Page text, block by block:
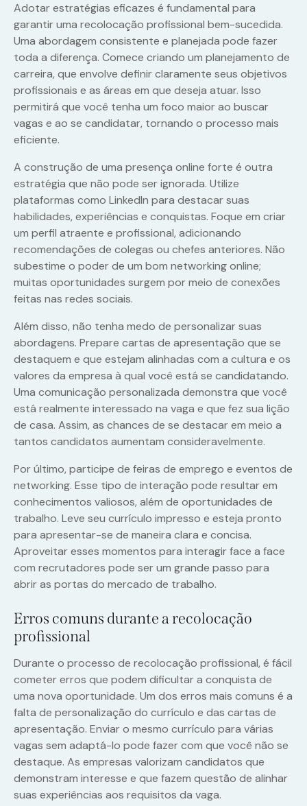
Adotar estratégias eficazes é fundamental para
garantir uma recolocação profissional bem-sucedida.
Uma abordagem consistente e planejada pode fazer
toda a diferença. Comece criando um planejamento de
carreira, que envolve definir claramente seus objetivos
profissionais e as áreas em que deseja atuar. Isso
permitirá que você tenha um foco maior ao buscar
vagas e ao se candidatar, tornando o processo mais
eficiente.
A construção de uma presença online forte é outra
estratégia que não pode ser ignorada. Utilize
plataformas como LinkedIn para destacar suas
habilidades, experiências e conquistas. Foque em criar
um perfil atraente e profissional, adicionando
recomendações de colegas ou chefes anteriores. Não
subestime o poder de um bom networking online;
muitas oportunidades surgem por meio de conexões
feitas nas redes sociais.
Além disso, não tenha medo de personalizar suas
abordagens. Prepare cartas de apresentação que se
destaquem e que estejam alinhadas com a cultura e os
valores da empresa à qual você está se candidatando.
Uma comunicação personalizada demonstra que você
está realmente interessado na vaga e que fez sua lição
de casa. Assim, as chances de se destacar em meio a
tantos candidatos aumentam consideravelmente.
Por último, participe de feiras de emprego e eventos de
networking. Esse tipo de interação pode resultar em
conhecimentos valiosos, além de oportunidades de
trabalho. Leve seu currículo impresso e esteja pronto
para apresentar-se de maneira clara e concisa.
Aproveitar esses momentos para interagir face a face
com recrutadores pode ser um grande passo para
abrir as portas do mercado de trabalho.
Erros comuns durante a recolocação
profissional
Durante o processo de recolocação profissional, é fácil
cometer erros que podem dificultar a conquista de
uma nova oportunidade. Um dos erros mais comuns é a
falta de personalização do currículo e das cartas de
apresentação. Enviar o mesmo currículo para várias
vagas sem adaptá-lo pode fazer com que você não se
destaque. As empresas valorizam candidatos que
demonstram interesse e que fazem questão de alinhar
suas experiências aos requisitos da vaga.